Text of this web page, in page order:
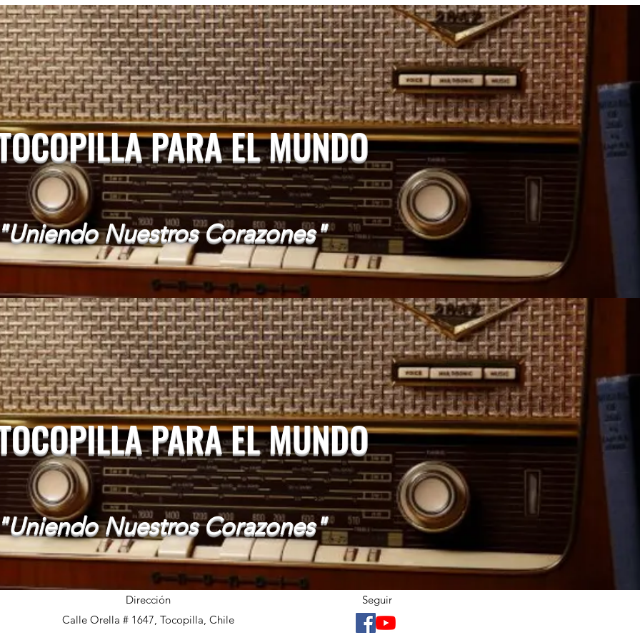
PARA EL MUNDO
Nuestros Corazones"
PARA EL MUNDO
Nuestros Corazones"
Dirección
Calle Orella # 1647, Tocopilla, Chile
Seguir